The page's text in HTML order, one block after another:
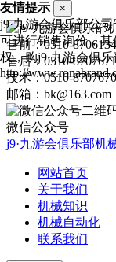
售前：0510-
售后：0510-
技术：0510-
邮箱：bk@163.com
微信公众号
j9·九游会俱乐部机
网站首页
关于我们
机械知识
机械自动化
联系我们
友情提示 ×
j9·九游会俱乐部公
可进行销售询价，
权，购j9·九游会俱
http://